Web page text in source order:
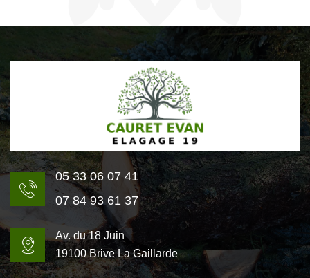
05 33 06 07 41
07 84 93 61 37
Av. du 18 Juin
19100 Brive La Gaillarde